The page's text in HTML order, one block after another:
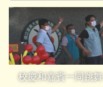
校慶和嘉賓一同跳舞